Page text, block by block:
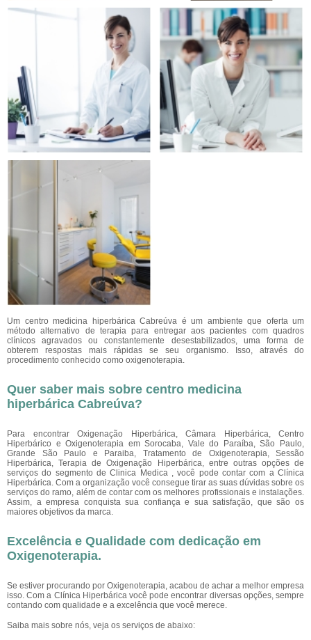
Um centro medicina hiperbárica Cabreúva é um ambiente que oferta um
método alternativo de terapia para entregar aos pacientes com quadros
clínicos agravados ou constantemente desestabilizados, uma forma de
obterem respostas mais rápidas se seu organismo. Isso, através do
procedimento conhecido como oxigenoterapia.
Quer saber mais sobre centro medicina
hiperbárica Cabreúva?
Para encontrar Oxigenação Hiperbárica, Câmara Hiperbárica, Centro
Hiperbárico e Oxigenoterapia em Sorocaba, Vale do Paraíba, São Paulo,
Grande São Paulo e Paraiba, Tratamento de Oxigenoterapia, Sessão
Hiperbárica, Terapia de Oxigenação Hiperbárica, entre outras opções de
serviços do segmento de Clinica Medica , você pode contar com a Clínica
Hiperbárica. Com a organização você consegue tirar as suas dúvidas sobre os
serviços do ramo, além de contar com os melhores profissionais e instalações.
Assim, a empresa conquista sua confiança e sua satisfação, que são os
maiores objetivos da marca.
Excelência e Qualidade com dedicação em
Oxigenoterapia.
Se estiver procurando por Oxigenoterapia, acabou de achar a melhor empresa
isso. Com a Clínica Hiperbárica você pode encontrar diversas opções, sempre
contando com qualidade e a excelência que você merece.
Saiba mais sobre nós, veja os serviços de abaixo: